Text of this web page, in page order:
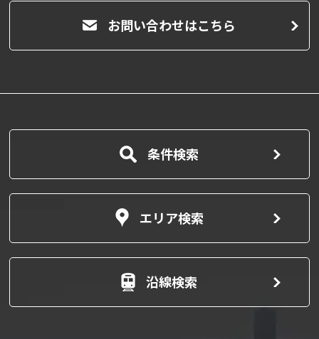
お問い合わせはこちら
条件検索
エリア検索
沿線検索